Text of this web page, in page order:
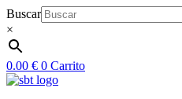
Ir
al
contenido
Buscar
×
0.00 € 0 Carrito